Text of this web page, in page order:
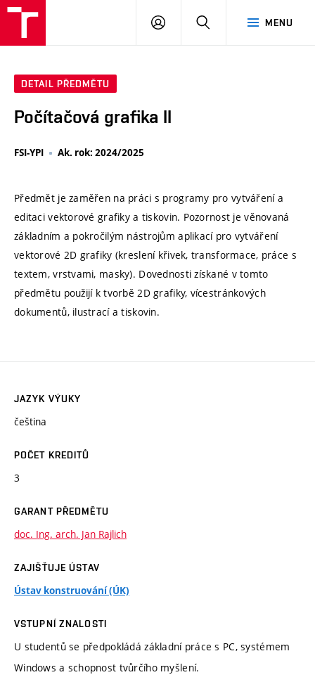
MENU
PŘIHLÁSIT
DETAIL PŘEDMĚTU
Počítačová grafika II
FSI-YPI Ak. rok: 2024/2025
Předmět je zaměřen na práci s programy pro vytváření a
editaci vektorové grafiky a tiskovin. Pozornost je věnovaná
základním a pokročilým nástrojům aplikací pro vytváření
vektorové 2D grafiky (kreslení křivek, transformace, práce s
textem, vrstvami, masky). Dovednosti získané v tomto
předmětu použijí k tvorbě 2D grafiky, vícestránkových
dokumentů, ilustrací a tiskovin.
JAZYK VÝUKY
čeština
POČET KREDITŮ
3
GARANT PŘEDMĚTU
doc. Ing. arch. Jan Rajlich
ZAJIŠŤUJE ÚSTAV
Ústav konstruování (ÚK)
VSTUPNÍ ZNALOSTI
U studentů se předpokládá základní práce s PC, systémem
Windows a schopnost tvůrčího myšlení.